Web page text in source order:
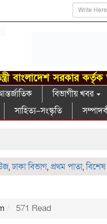
বাংলাদেশ সরকার
বিভাগীয় খবর
সাহিত্য–সংস্কৃতি
,ঢাকা বিভাগ,প্রথম পাতা,
571 Read